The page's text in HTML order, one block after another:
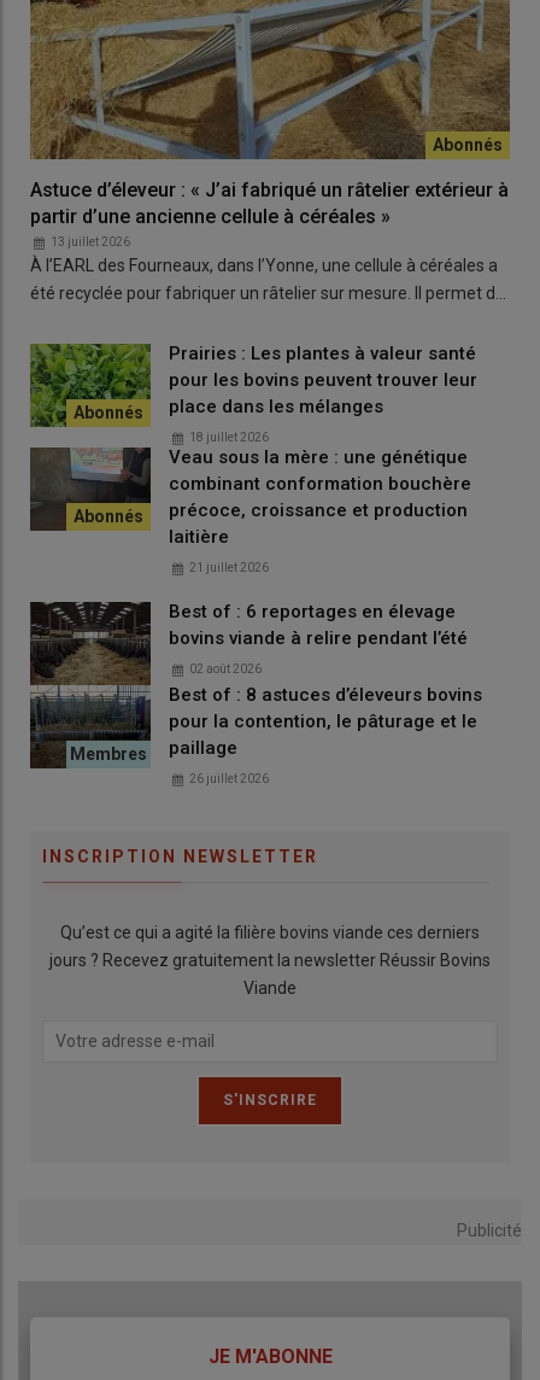
Lire aussi :La vache lourdaise : la renaissance
d’une race bovine menacée
Astuce d’éleveur : « J’ai fabriqué un râtelier extérieur à
partir d’une ancienne cellule à céréales »
13 juillet 2026
À l’EARL des Fourneaux, dans l’Yonne, une cellule à céréales a
été recyclée pour fabriquer un râtelier sur mesure. Il permet d…
Prairies : Les plantes à valeur santé
pour les bovins peuvent trouver leur
place dans les mélanges
18 juillet 2026
Veau sous la mère : une génétique
combinant conformation bouchère
précoce, croissance et production
laitière
21 juillet 2026
Best of : 6 reportages en élevage
bovins viande à relire pendant l’été
02 août 2026
Best of : 8 astuces d’éleveurs bovins
pour la contention, le pâturage et le
paillage
26 juillet 2026
INSCRIPTION NEWSLETTER
Qu’est ce qui a agité la filière bovins viande ces derniers
jours ? Recevez gratuitement la newsletter Réussir Bovins
Viande
Publicité
JE M'ABONNE